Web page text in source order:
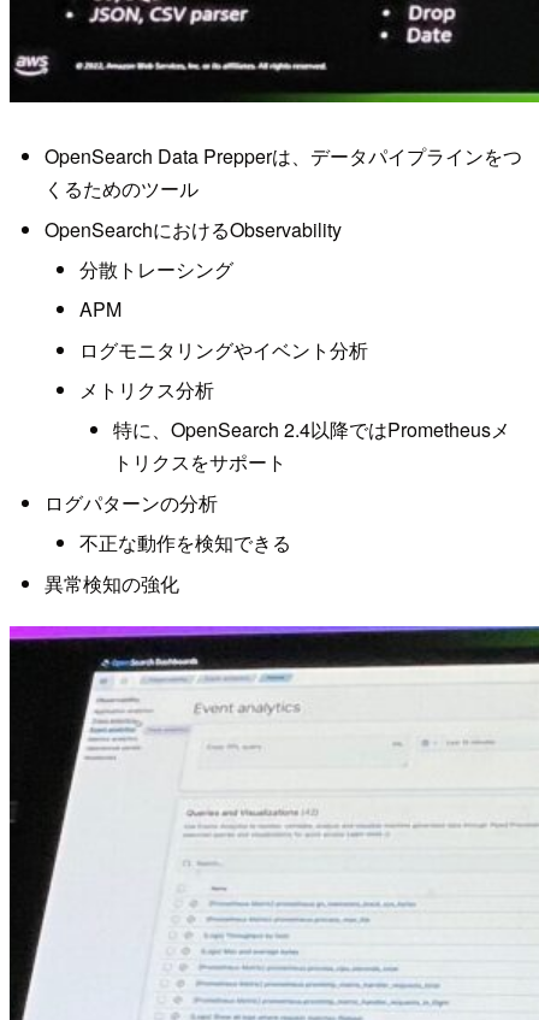
OpenSearch Data Prepperは、データパイプラインをつ
くるためのツール
OpenSearchにおけるObservability
分散トレーシング
APM
ログモニタリングやイベント分析
メトリクス分析
特に、OpenSearch 2.4以降ではPrometheusメ
トリクスをサポート
ログパターンの分析
不正な動作を検知できる
異常検知の強化